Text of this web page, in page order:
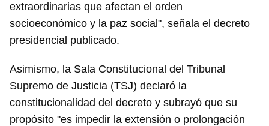
extraordinarias que afectan el orden
socioeconómico y la paz social", señala el decreto
presidencial publicado.
Asimismo, la Sala Constitucional del Tribunal
Supremo de Justicia (TSJ) declaró la
constitucionalidad del decreto y subrayó que su
propósito "es impedir la extensión o prolongación